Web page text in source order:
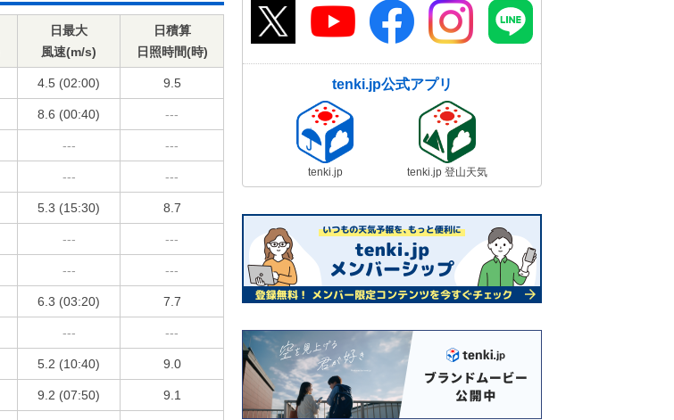
日最大
風速(m/s)
日積算
日照時間(時)
4.5 (02:00) 9.5
8.6 (00:40) ---
--- ---
--- ---
5.3 (15:30) 8.7
--- ---
--- ---
6.3 (03:20) 7.7
--- ---
5.2 (10:40) 9.0
9.2 (07:50) 9.1
tenki.jp公式アプリ
tenki.jp tenki.jp 登山天気